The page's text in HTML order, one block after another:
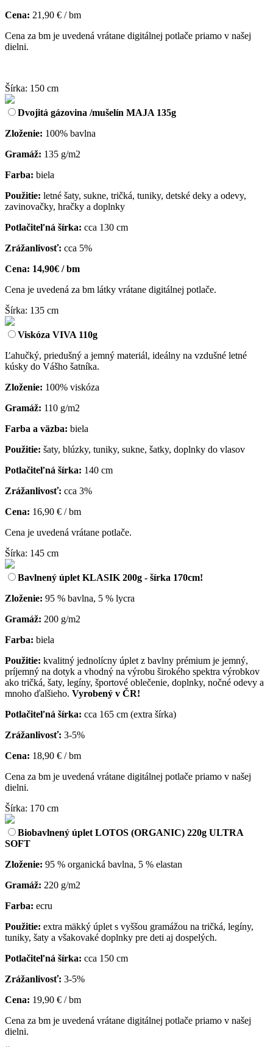
Cena: 21,90 € / bm
Cena za bm je uvedená vrátane digitálnej potlače priamo v našej
dielni.
Šírka: 150 cm
Dvojitá gázovina /mušelín MAJA 135g
Zloženie: 100% bavlna
Gramáž: 135 g/m2
Farba: biela
Použitie: letné šaty, sukne, tričká, tuniky, detské deky a odevy,
zavinovačky, hračky a doplnky
Potlačiteľná šírka: cca 130 cm
Zrážanlivosť: cca 5%
Cena: 14,90€ / bm
Cena je uvedená za bm látky vrátane digitálnej potlače.
Šírka: 135 cm
Viskóza VIVA 110g
Ľahučký, priedušný a jemný materiál, ideálny na vzdušné letné
kúsky do Vášho šatníka.
Zloženie: 100% viskóza
Gramáž: 110 g/m2
Farba a väzba: biela
Použitie: šaty, blúzky, tuniky, sukne, šatky, doplnky do vlasov
Potlačiteľná šírka: 140 cm
Zrážanlivosť: cca 3%
Cena: 16,90 € / bm
Cena je uvedená vrátane potlače.
Šírka: 145 cm
Bavlnený úplet KLASIK 200g - šírka 170cm!
Zloženie: 95 % bavlna, 5 % lycra
Gramáž: 200 g/m2
Farba: biela
Použitie: kvalitný jednolícny úplet z bavlny prémium je jemný,
príjemný na dotyk a vhodný na výrobu širokého spektra výrobkov
ako tričká, šaty, legíny, športové oblečenie, doplnky, nočné odevy a
mnoho ďalšieho. Vyrobený v ČR!
Potlačiteľná šírka: cca 165 cm (extra šírka)
Zrážanlivosť: 3-5%
Cena: 18,90 € / bm
Cena za bm je uvedená vrátane digitálnej potlače priamo v našej
dielni.
Šírka: 170 cm
Biobavlnený úplet LOTOS (ORGANIC) 220g ULTRA
SOFT
Zloženie: 95 % organická bavlna, 5 % elastan
Gramáž: 220 g/m2
Farba: ecru
Použitie: extra mäkký úplet s vyššou gramážou na tričká, legíny,
tuniky, šaty a všakovaké doplnky pre deti aj dospelých.
Potlačiteľná šírka: cca 150 cm
Zrážanlivosť: 3-5%
Cena: 19,90 € / bm
Cena za bm je uvedená vrátane digitálnej potlače priamo v našej
dielni.